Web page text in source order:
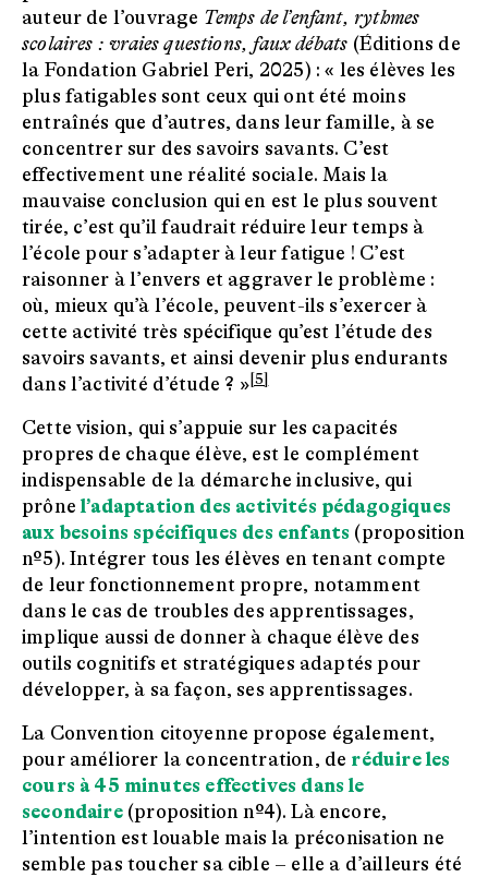
auteur de l’ouvrage Temps de l’enfant, rythmes
scolaires : vraies questions, faux débats (Éditions de
la Fondation Gabriel Peri, 2025) : « les élèves les
plus fatigables sont ceux qui ont été moins
entraînés que d’autres, dans leur famille, à se
concentrer sur des savoirs savants. C’est
effectivement une réalité sociale. Mais la
mauvaise conclusion qui en est le plus souvent
tirée, c’est qu’il faudrait réduire leur temps à
l’école pour s’adapter à leur fatigue ! C’est
raisonner à l’envers et aggraver le problème :
où, mieux qu’à l’école, peuvent-ils s’exercer à
cette activité très spécifique qu’est l’étude des
savoirs savants, et ainsi devenir plus endurants
dans l’activité d’étude ? »[5]
Cette vision, qui s’appuie sur les capacités
propres de chaque élève, est le complément
indispensable de la démarche inclusive, qui
prônel’adaptation des activités pédagogiques
aux besoins spécifiques des enfants (proposition
nº5). Intégrer tous les élèves en tenant compte
de leur fonctionnement propre, notamment
dans le cas de troubles des apprentissages,
implique aussi de donner à chaque élève des
outils cognitifs et stratégiques adaptés pour
développer, à sa façon, ses apprentissages.
La Convention citoyenne propose également,
pour améliorer la concentration, de réduire les
cours à 45 minutes effectives dans le
secondaire (proposition nº4). Là encore,
l’intention est louable mais la préconisation ne
semble pas toucher sa cible – elle a d’ailleurs été